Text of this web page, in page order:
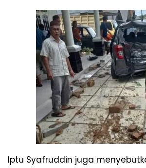
Iptu Syafruddin juga